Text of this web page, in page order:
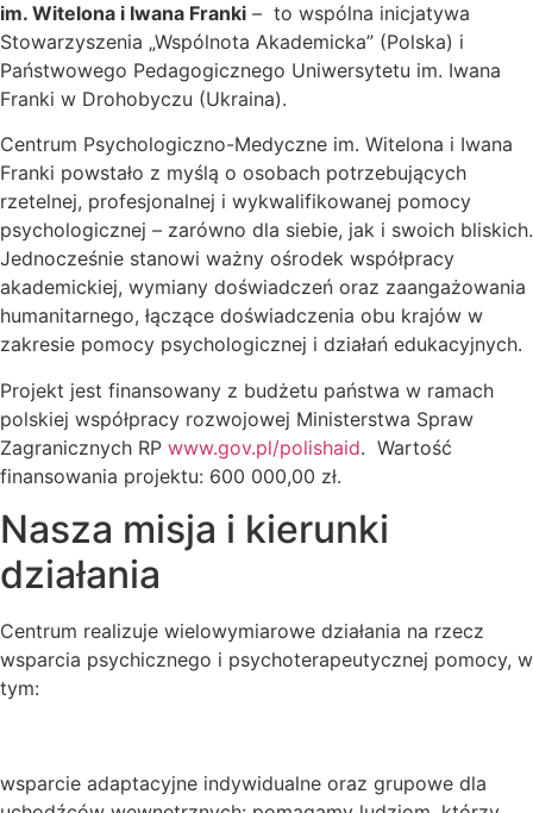
im. Witelona i Iwana Franki – to wspólna inicjatywa
Stowarzyszenia „Wspólnota Akademicka” (Polska) i
Państwowego Pedagogicznego Uniwersytetu im. Iwana
Franki w Drohobyczu (Ukraina).
Centrum Psychologiczno-Medyczne im. Witelona i Iwana
Franki powstało z myślą o osobach potrzebujących
rzetelnej, profesjonalnej i wykwalifikowanej pomocy
psychologicznej – zarówno dla siebie, jak i swoich bliskich.
Jednocześnie stanowi ważny ośrodek współpracy
akademickiej, wymiany doświadczeń oraz zaangażowania
humanitarnego, łączące doświadczenia obu krajów w
zakresie pomocy psychologicznej i działań edukacyjnych.
Projekt jest finansowany z budżetu państwa w ramach
polskiej współpracy rozwojowej Ministerstwa Spraw
Zagranicznych RP www.gov.pl/polishaid. Wartość
finansowania projektu: 600 000,00 zł.
Nasza misja i kierunki
działania
Centrum realizuje wielowymiarowe działania na rzecz
wsparcia psychicznego i psychoterapeutycznej pomocy, w
tym:
wsparcie adaptacyjne indywidualne oraz grupowe dla